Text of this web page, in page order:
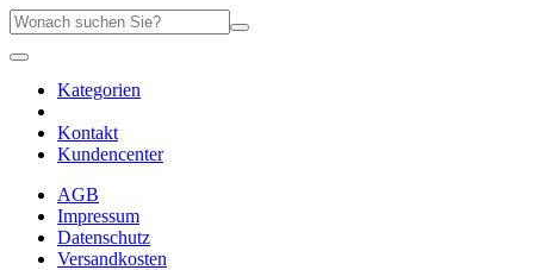
Kategorien
Kontakt
Kundencenter
AGB
Impressum
Datenschutz
Versandkosten